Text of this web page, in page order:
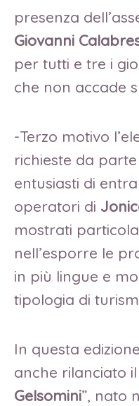
presenza
Giovanni
per tutti e tre i
che non accade
-Terzo motivo
richieste da
entusiasti di
operatori di
mostrati
nell’esporre le
in più lingue e
tipologia di
In questa
anche rilanciato
Gelsomini”, nato